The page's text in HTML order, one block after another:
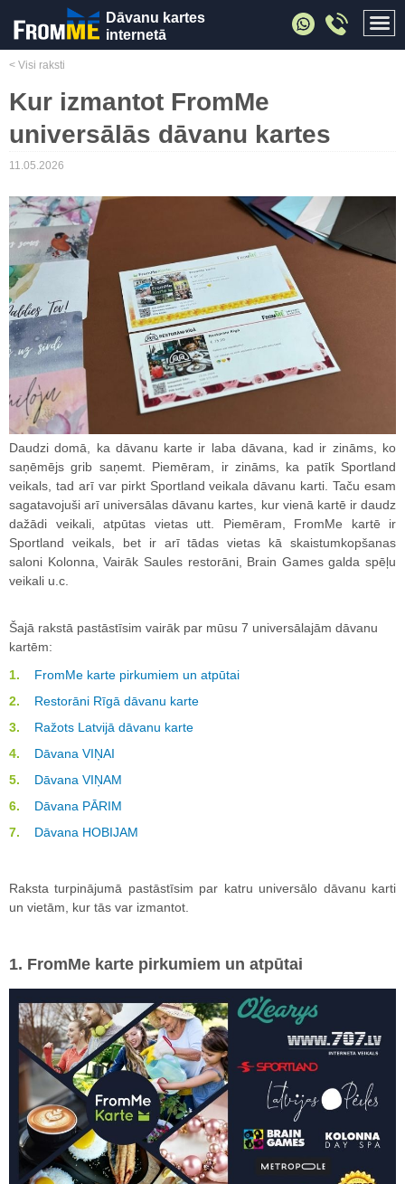
Dāvanu kartes
internetā
< Visi raksti
Kur izmantot FromMe
universālās dāvanu kartes
11.05.2026
Daudzi domā, ka dāvanu karte ir laba dāvana, kad ir zināms, ko
saņēmējs grib saņemt. Piemēram, ir zināms, ka patīk Sportland
veikals, tad arī var pirkt Sportland veikala dāvanu karti. Taču esam
sagatavojuši arī universālas dāvanu kartes, kur vienā kartē ir daudz
dažādi veikali, atpūtas vietas utt. Piemēram, FromMe kartē ir
Sportland veikals, bet ir arī tādas vietas kā skaistumkopšanas
saloni Kolonna, Vairāk Saules restorāni, Brain Games galda spēļu
veikali u.c.
Šajā rakstā pastāstīsim vairāk par mūsu 7 universālajām dāvanu
kartēm:
FromMe karte pirkumiem un atpūtai
Restorāni Rīgā dāvanu karte
Ražots Latvijā dāvanu karte
Dāvana VIŅAI
Dāvana VIŅAM
Dāvana PĀRIM
Dāvana HOBIJAM
Raksta turpinājumā pastāstīsim par katru universālo dāvanu karti
un vietām, kur tās var izmantot.
1. FromMe karte pirkumiem un atpūtai